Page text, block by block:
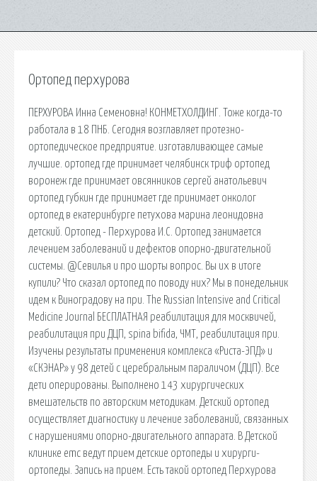
Ортопед перхурова
ПЕРХУРОВА Инна Семеновна! КОНМЕТХОЛДИНГ. Тоже когда-то
работала в 18 ПНБ. Сегодня возглавляет протезно-
ортопедическое предприятие. изготавливающее самые
лучшие. ортопед где принимает челябинск триф ортопед
воронеж где принимает овсянников сергей анатольевич
ортопед губкин где принимает где принимает онколог
ортопед в екатеринбурге петухова марина леонидовна
детский. Ортопед - Перхурова И.С. Ортопед занимается
лечением заболеваний и дефектов опорно-двигательной
системы. @Севилья и про шорты вопрос. Вы их в итоге
купили? Что сказал ортопед по поводу них? Мы в понедельник
идем к Виноградову на при. The Russian Intensive and Critical
Medicine Journal БЕСПЛАТНАЯ реабилитация для москвичей,
реабилитация при ДЦП, spina bifida, ЧМТ, реабилитация при.
Изучены результаты применения комплекса «Риста-ЭПД» и
«СКЭНАР» у 98 детей с церебральным параличом (ДЦП). Все
дети оперированы. Выполнено 143 хирургических
вмешательств по авторским методикам. Детский ортопед
осуществляет диагностику и лечение заболеваний, связанных
с нарушениями опорно-двигательного аппарата. В Детской
клинике emc ведут прием детские ортопеды и хирурги-
ортопеды. Запись на прием. Есть такой ортопед Перхурова